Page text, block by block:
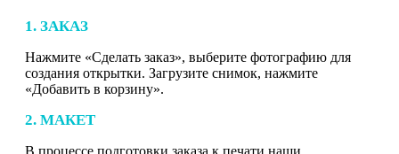
1. ЗАКАЗ
Нажмите «Сделать заказ», выберите фотографию для
создания открытки. Загрузите снимок, нажмите
«Добавить в корзину».
2. МАКЕТ
В процессе подготовки заказа к печати наши